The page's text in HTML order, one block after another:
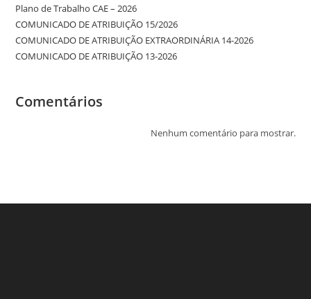
Plano de Trabalho CAE – 2026
COMUNICADO DE ATRIBUIÇÃO 15/2026
COMUNICADO DE ATRIBUIÇÃO EXTRAORDINÁRIA 14-2026
COMUNICADO DE ATRIBUIÇÃO 13-2026
Comentários
Nenhum comentário para mostrar.